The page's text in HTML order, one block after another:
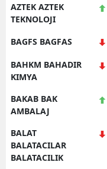
AZTEK AZTEK
TEKNOLOJI
BAGFS BAGFAS
BAHKM BAHADIR
KIMYA
BAKAB BAK
AMBALAJ
BALAT
BALATACILAR
BALATACILIK